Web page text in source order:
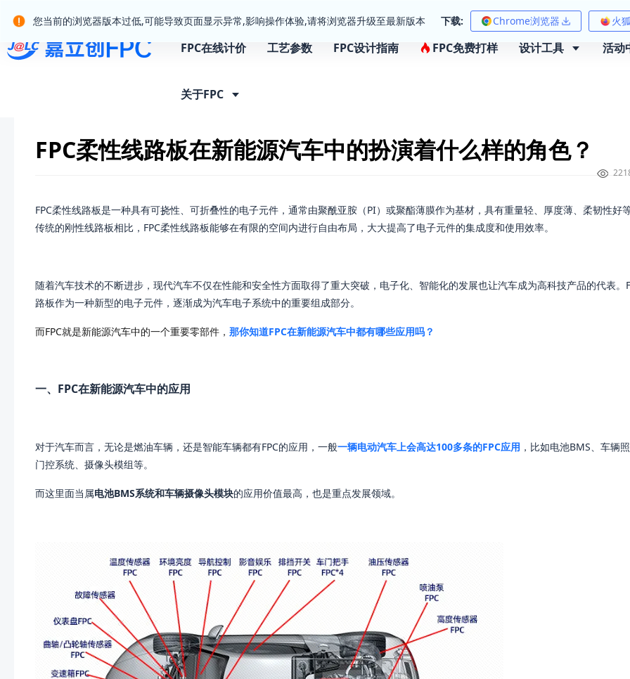
您当前的浏览器版本过低,可能导致页面显示异常,影响操作体验,请将浏览器升级至最新版本 下载: Chrome浏览器 火
嘉立创产业服务站群
FPC在线计价 工艺参数 FPC设计指南 FPC免费打样 设计工具 活动
关于FPC
FPC柔性线路板在新能源汽车中的扮演着什么样的角色？
FPC柔性线路板在新能源汽车中的扮演着什么样的角色？
FPC柔性线路板是一种具有可挠性、可折叠性的电子元件，通常由聚酰亚胺（PI）或聚酯薄膜作为基材，具有重量轻、厚度薄、柔韧性好
传统的刚性线路板相比，FPC柔性线路板能够在有限的空间内进行自由布局，大大提高了电子元件的集成度和使用效率。
随着汽车技术的不断进步，现代汽车不仅在性能和安全性方面取得了重大突破，电子化、智能化的发展也让汽车成为高科技产品的代表。
路板作为一种新型的电子元件，逐渐成为汽车电子系统中的重要组成部分。
而FPC就是新能源汽车中的一个重要零部件， 那你知道FPC在新能源汽车中都有哪些应用吗？
一、FPC在新能源汽车中的应用
对于汽车而言，无论是燃油车辆，还是智能车辆都有FPC的应用，一般一辆电动汽车上会高达100多条的FPC应用 ，比如电池BMS、车辆
门控系统、摄像头模组等。
而这里面当属电池BMS系统和车辆摄像头模块的应用价值最高，也是重点发展领域。